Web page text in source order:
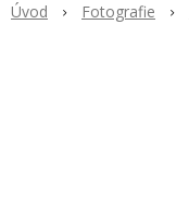
Úvod Fotografie